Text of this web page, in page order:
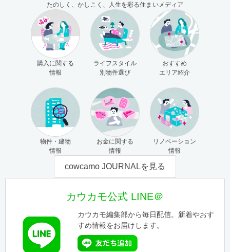
たのしく、かしこく、人生を彩る住まいメディア
購入に関する
情報
ライフスタイル
別物件選び
おすすめ
エリア紹介
物件・建物
情報
お金に関する
情報
リノベーション
情報
cowcamo JOURNALを見る
カウカモ公式 LINE＠
カウカモ編集部から毎日配信。新着やおす
すめ情報をお届けします。